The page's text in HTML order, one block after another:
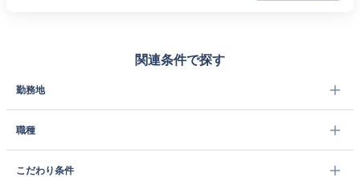
関連条件で探す
勤務地
職種
こだわり条件